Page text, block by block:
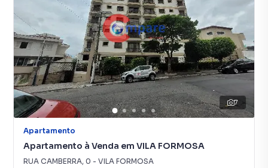
7
Apartamento
Apartamento à Venda em VILA FORMOSA
RUA CAMBERRA, 0 - VILA FORMOSA